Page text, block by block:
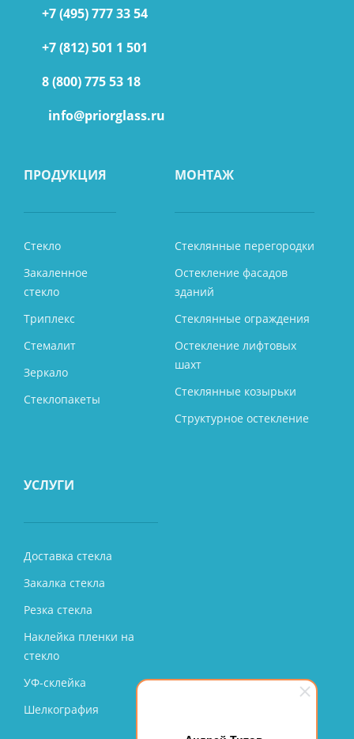
+7 (495) 777 33 54
+7 (812) 501 1 501
8 (800) 775 53 18
info@priorglass.ru
ПРОДУКЦИЯ
Стекло
Закаленное
стекло
Триплекс
Стемалит
Зеркало
Стеклопакеты
МОНТАЖ
Стеклянные перегородки
Остекление фасадов
зданий
Стеклянные ограждения
Остекление лифтовых
шахт
Стеклянные козырьки
Структурное остекление
УСЛУГИ
Доставка стекла
Закалка стекла
Резка стекла
Наклейка пленки на
стекло
УФ-склейка
Шелкография